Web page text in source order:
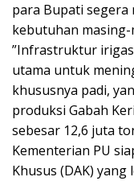
para Bupati
kebutuhan
”Infrastruktur
utama untuk
khususnya padi,
produksi Gabah
sebesar 12,6 juta
Kementerian PU
Khusus (DAK)